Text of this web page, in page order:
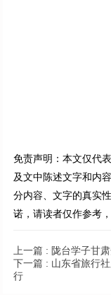
免责声明：本文仅代
及文中陈述文字和内
分内容、文字的真实
诺，请读者仅作参考
上一篇 : 陇台学子甘
下一篇 : 山东省旅行
行